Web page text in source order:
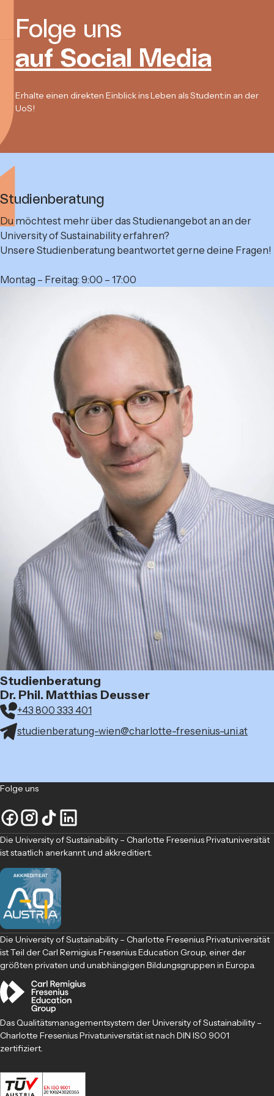
Folge uns
auf Social Media
Erhalte einen direkten Einblick ins Leben als Student:in an der
UoS!
Studienberatung
Du möchtest mehr über das Studienangebot an an der
University of Sustainability erfahren?
Unsere Studienberatung beantwortet gerne deine Fragen!
Montag – Freitag: 9:00 – 17:00
Studienberatung
Dr. Phil. Matthias Deusser
+43 800 333 401
studienberatung-wien@charlotte-fresenius-uni.at
Folge uns
Die University of Sustainability – Charlotte Fresenius Privatuniversität
ist staatlich anerkannt und akkreditiert.
Die University of Sustainability – Charlotte Fresenius Privatuniversität
ist Teil der Carl Remigius Fresenius Education Group, einer der
größten privaten und unabhängigen Bildungsgruppen in Europa.
Das Qualitätsmanagementsystem der University of Sustainability –
Charlotte Fresenius Privatuniversität ist nach DIN ISO 9001
zertifiziert.